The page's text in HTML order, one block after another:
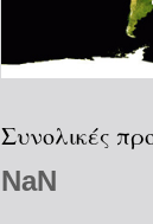
Συνολικές
NaN